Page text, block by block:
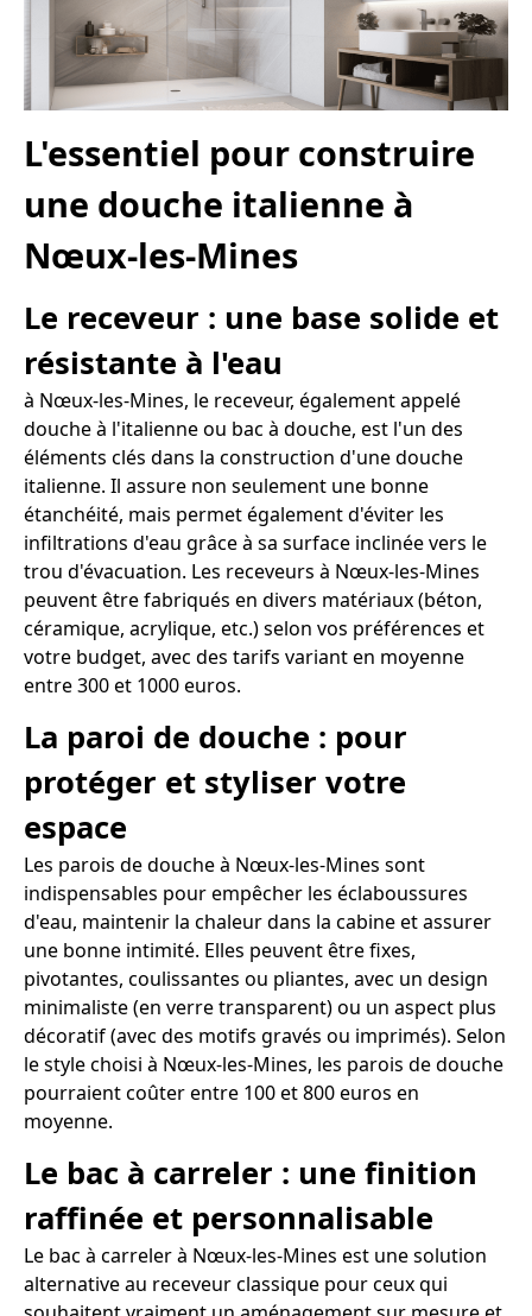
L'essentiel pour construire
une douche italienne à
Nœux-les-Mines
Le receveur : une base solide et
résistante à l'eau
à Nœux-les-Mines, le receveur, également appelé
douche à l'italienne ou bac à douche, est l'un des
éléments clés dans la construction d'une douche
italienne. Il assure non seulement une bonne
étanchéité, mais permet également d'éviter les
infiltrations d'eau grâce à sa surface inclinée vers le
trou d'évacuation. Les receveurs à Nœux-les-Mines
peuvent être fabriqués en divers matériaux (béton,
céramique, acrylique, etc.) selon vos préférences et
votre budget, avec des tarifs variant en moyenne
entre 300 et 1000 euros.
La paroi de douche : pour
protéger et styliser votre
espace
Les parois de douche à Nœux-les-Mines sont
indispensables pour empêcher les éclaboussures
d'eau, maintenir la chaleur dans la cabine et assurer
une bonne intimité. Elles peuvent être fixes,
pivotantes, coulissantes ou pliantes, avec un design
minimaliste (en verre transparent) ou un aspect plus
décoratif (avec des motifs gravés ou imprimés). Selon
le style choisi à Nœux-les-Mines, les parois de douche
pourraient coûter entre 100 et 800 euros en
moyenne.
Le bac à carreler : une finition
raffinée et personnalisable
Le bac à carreler à Nœux-les-Mines est une solution
alternative au receveur classique pour ceux qui